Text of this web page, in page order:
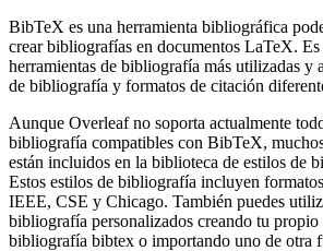
BibTeX es una herramienta bibliográfica
crear bibliografías en documentos LaTeX. Es
herramientas de bibliografía más utilizadas y
de bibliografía y formatos de citación
Aunque Overleaf no soporta actualmente
bibliografía compatibles con BibTeX,
están incluidos en la biblioteca de estilos de
Estos estilos de bibliografía incluyen
IEEE, CSE y Chicago. También puedes
bibliografía personalizados creando tu
bibliografía bibtex o importando uno de otra